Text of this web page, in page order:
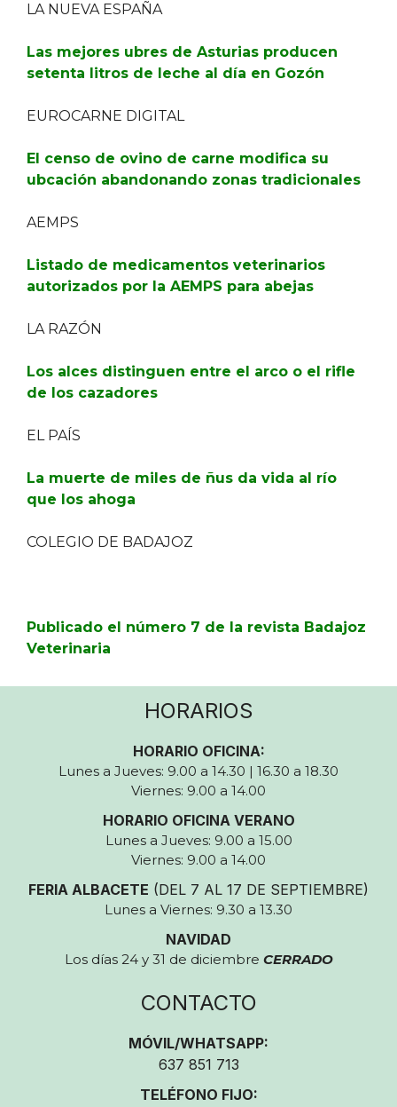
LA NUEVA ESPAÑA
Las mejores ubres de Asturias producen
setenta litros de leche al día en Gozón
EUROCARNE DIGITAL
El censo de ovino de carne modifica su
ubcación abandonando zonas tradicionales
AEMPS
Listado de medicamentos veterinarios
autorizados por la AEMPS para abejas
LA RAZÓN
Los alces distinguen entre el arco o el rifle
de los cazadores
EL PAÍS
La muerte de miles de ñus da vida al río
que los ahoga
COLEGIO DE BADAJOZ
Publicado el número 7 de la revista Badajoz
Veterinaria
HORARIOS
HORARIO OFICINA:
Lunes a Jueves: 9.00 a 14.30 | 16.30 a 18.30
Viernes: 9.00 a 14.00
HORARIO OFICINA VERANO
Lunes a Jueves: 9.00 a 15.00
Viernes: 9.00 a 14.00
FERIA ALBACETE (DEL 7 AL 17 DE SEPTIEMBRE)
Lunes a Viernes: 9.30 a 13.30
NAVIDAD
Los días 24 y 31 de diciembre CERRADO
CONTACTO
MÓVIL/WHATSAPP:
637 851 713
TELÉFONO FIJO: